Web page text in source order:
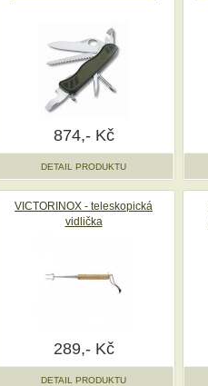
874,- Kč
DETAIL PRODUKTU
VICTORINOX - teleskopická
vidlička
289,- Kč
DETAIL PRODUKTU